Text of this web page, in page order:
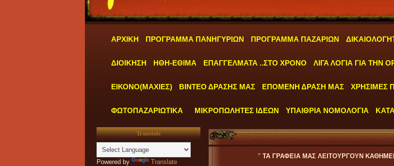
ΑΡΧΙΚΗ ΠΡΟΓΡΑΜΜΑ ΠΑΝΗΓΥΡΙΩΝ ΠΡΟΓΡΑΜΜΑ ΠΑΖΑΡΙΩΝ
ΔΙΟΙΚΗΣΗ ΗΘΗ-ΕΘΙΜΑ ΕΠΑΓΓΕΛΜΑΤΑ ..ΣΤΟ ΧΡΟΝΟ ΛΙΓΑ ΛΟΓΙΑ ΓΙΑ ΤΗΝ
ΕΙΚΟΝΟ(ΜΑΧΙΕΣ) ΒΙΝΤΕΟ ΔΡΑΣΗΣ ΜΑΣ ΕΠΟΜΕΝΗ ΔΡΑΣΗ ΜΑΣ ΧΡΗΣΙΜΕΣ
ΦΩΤΟΠΑΖΑΡΙΩΤΙΚΑ ΜΙΚΡΟΠΩΛΗΤΕΣ ΙΔΕΩΝ ΥΠΑΙΘΡΙΑ ΝΟΜΟΛΟΓΙΑ
Translate
Powered by Translate
ΤΑ ΓΡΑΦΕΙΑ ΜΑΣ ΛΕΙΤΟΥΡΓΟΥΝ ΚΑΘΗΜΕΡΙΝΑ ΑΠΟ